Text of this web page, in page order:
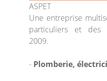
ASPET
Une entreprise
particuliers et des
2009.
- Plomberie,